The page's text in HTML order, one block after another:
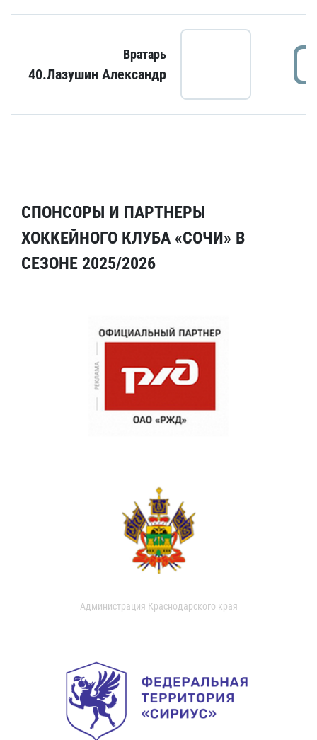
Вратарь
40.Лазушин Александр
СПОНСОРЫ И ПАРТНЕРЫ
ХОККЕЙНОГО КЛУБА «СОЧИ» В
СЕЗОНЕ 2025/2026
Администрация Краснодарского края